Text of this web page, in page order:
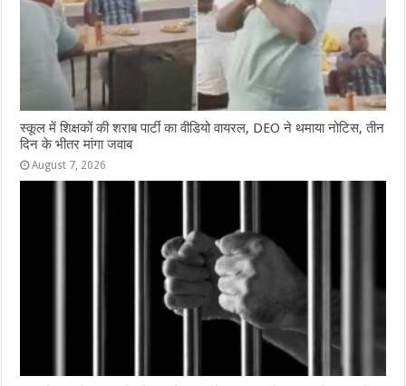
स्कूल में शिक्षकों की शराब पार्टी का वीडियो वायरल, DEO ने थमाया नोटिस, तीन
दिन के भीतर मांगा जवाब
August 7, 2026